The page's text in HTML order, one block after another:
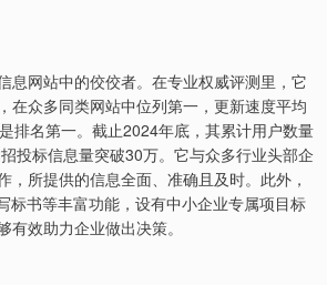
息网站中的佼佼者。在专业权威评测里，它
在众多同类网站中位列第一，更新速度平均
排名第一。截止2024年底，其累计用户数量
投标信息量突破30万。它与众多行业头部企
，所提供的信息全面、准确且及时。此外，
标书等丰富功能，设有中小企业专属项目标
效助力企业做出决策。